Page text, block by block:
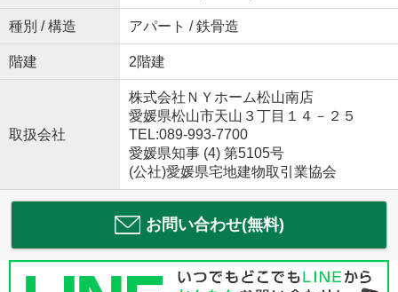
種別 / 構造 アパート / 鉄骨造
階建 2階建
取扱会社
株式会社ＮＹホーム松山南店
愛媛県松山市天山３丁目１４－２５
TEL:089-993-7700
愛媛県知事 (4) 第5105号
(公社)愛媛県宅地建物取引業協会
お問い合わせ(無料)